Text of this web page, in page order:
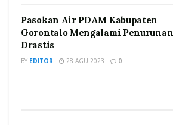
Pasokan Air PDAM Kabupaten
Gorontalo Mengalami Penurunan
Drastis
BY EDITOR 28 AGU 2023 0